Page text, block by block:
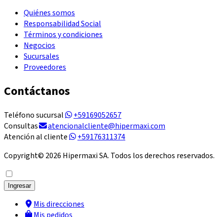
Quiénes somos
Responsabilidad Social
Términos y condiciones
Negocios
Sucursales
Proveedores
Contáctanos
Teléfono sucursal
+59169052657
Consultas
atencionalcliente@hipermaxi.com
Atención al cliente
+59176311374
Copyright© 2026 Hipermaxi SA. Todos los derechos reservados.
Ingresar
Mis direcciones